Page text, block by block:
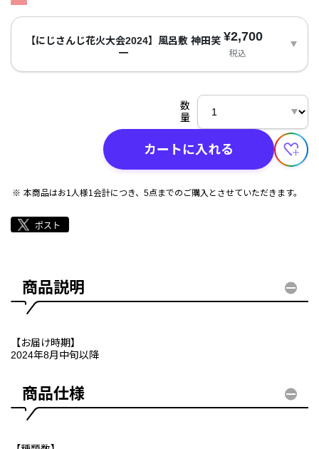
【にじさんじ花火大会2024】風呂敷 神田笑
一
¥2,700
税込
数
量
カートに入れる
本商品はお1人様1会計につき、5点までのご購入とさせていただきます。
商品説明
【お届け時期】
2024年8月中旬以降
商品仕様